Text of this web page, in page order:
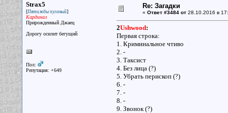
Strax5
[Пятижды пуганый]
Кардинал
Прирожденный Джаец
Дорогу осилит бегущий
Пол:
Репутация: +649
Re: Загадки
« Ответ #3484 от28.10.2016 в
2Ushwood:
Первая строка:
1. Криминальное чтиво
2. -
3. Таксист
4. Без лица (?)
5. Убрать перископ (?)
6. -
7. -
8. -
9. Звонок (?)